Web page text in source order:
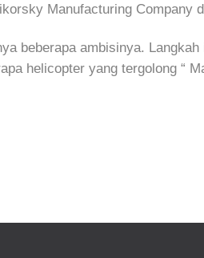
Manufacturing Company
beberapa ambisinya.
helicopter yang tergolong “